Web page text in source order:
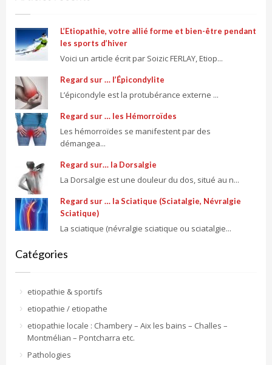
L’Etiopathie, votre allié forme et bien-être pendant
les sports d’hiver
Voici un article écrit par Soizic FERLAY, Etiop...
Regard sur … l’Épicondylite
L’épicondyle est la protubérance externe ...
Regard sur … les Hémorroïdes
Les hémorroïdes se manifestent par des
démangea...
Regard sur… la Dorsalgie
La Dorsalgie est une douleur du dos, situé au n...
Regard sur … la Sciatique (Sciatalgie, Névralgie
Sciatique)
La sciatique (névralgie sciatique ou sciatalgie...
Catégories
etiopathie & sportifs
etiopathie / etiopathe
etiopathie locale : Chambery – Aix les bains – Challes –
Montmélian – Pontcharra etc.
Pathologies